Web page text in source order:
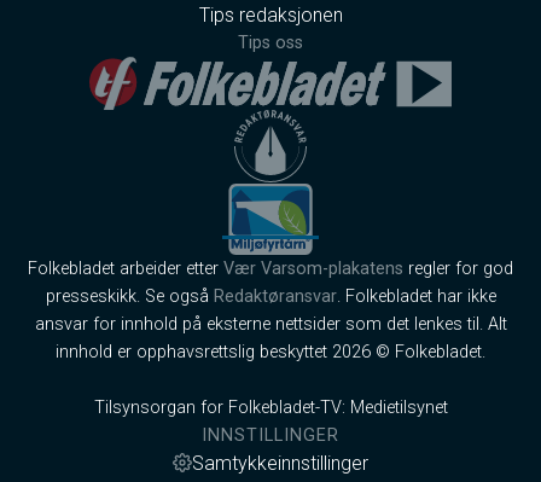
Tips redaksjonen
Tips oss
Folkebladet arbeider etter Vær Varsom-plakatens regler for god
presseskikk. Se også Redaktøransvar. Folkebladet har ikke
ansvar for innhold på eksterne nettsider som det lenkes til. Alt
innhold er opphavsrettslig beskyttet 2026 © Folkebladet.
Tilsynsorgan for Folkebladet-TV: Medietilsynet
INNSTILLINGER
Samtykkeinnstillinger